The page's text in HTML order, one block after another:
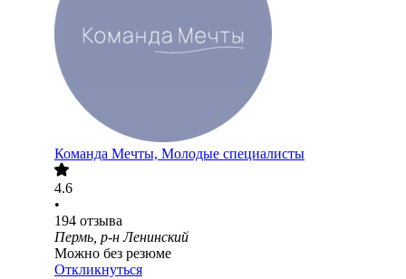
Команда Мечты, Молодые специалисты
4.6
•
194 отзыва
Пермь, р-н Ленинский
Можно без резюме
Откликнуться